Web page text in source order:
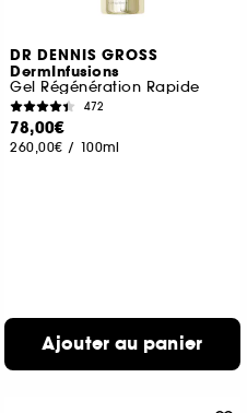
DR DENNIS GROSS
DermInfusions
Gel Régénération Rapide
472
78,00€
260,00€ / 100ml
Ajouter au panier